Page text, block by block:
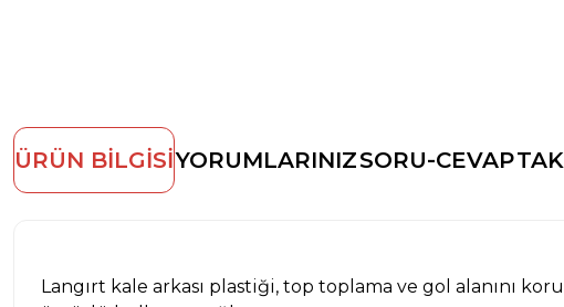
ÜRÜN BİLGİSİYORUMLARINIZSORU-CEVAP
Langırt kale arkası plastiği, top toplama ve gol alanını